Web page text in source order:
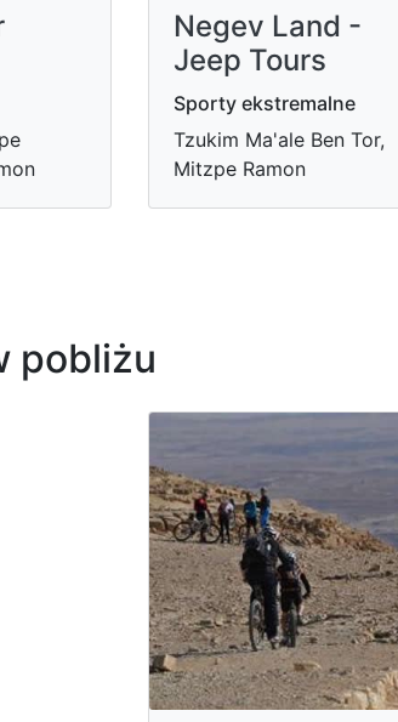
Negev Land -
Jeep Tours
Sporty ekstremalne
Tzukim Ma'ale Ben Tor,
Mitzpe Ramon
pobliżu